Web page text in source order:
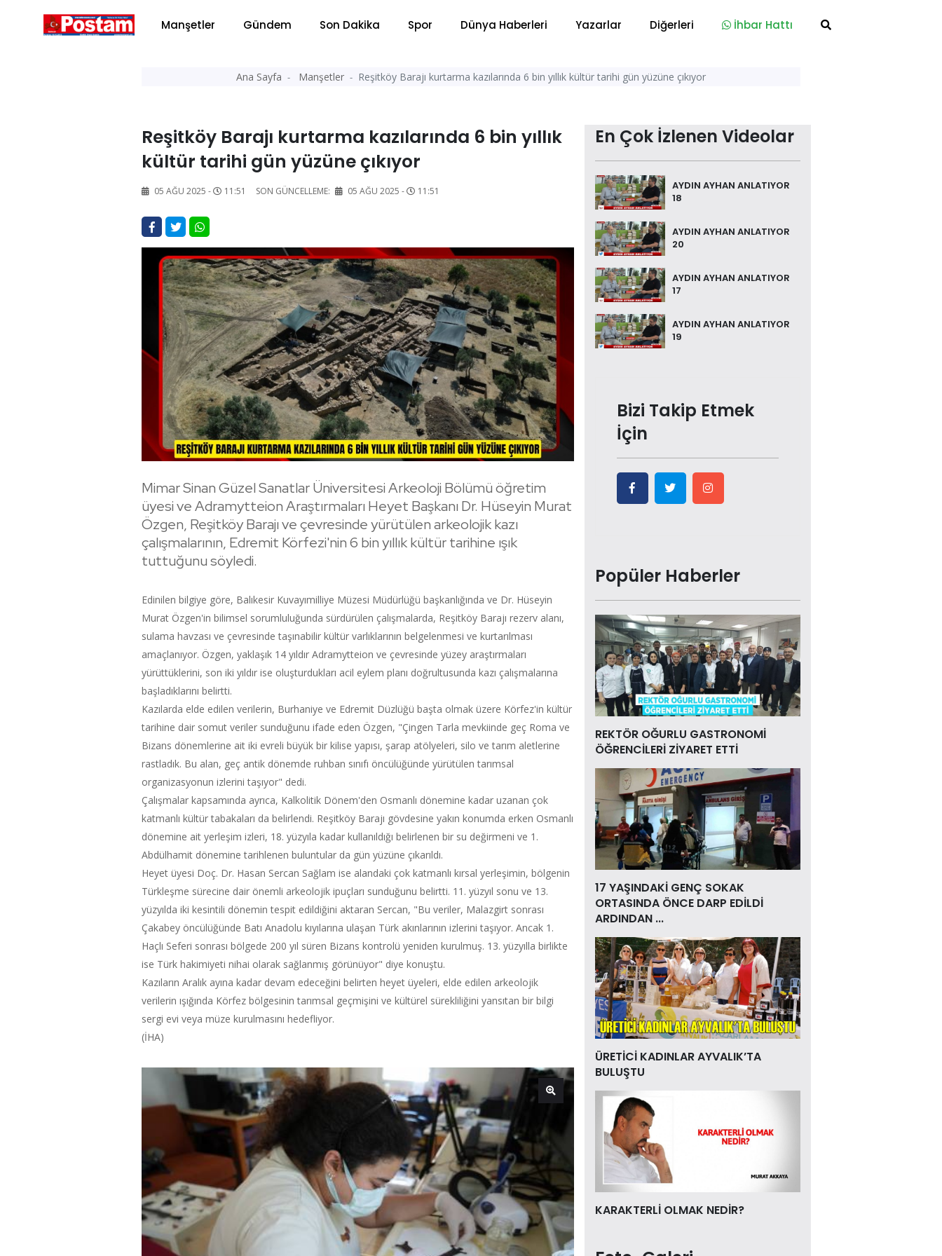
Manşetler Gündem Son Dakika Spor Dünya Haberleri Yazarlar Diğerleri İhbar Hattı
Ana Sayfa Manşetler Reşitköy Barajı kurtarma kazılarında 6 bin yıllık kültür tarihi gün yüzüne çıkıyor
Reşitköy Barajı kurtarma kazılarında 6 bin yıllık
kültür tarihi gün yüzüne çıkıyor
05 AĞU 2025 - 11:51 SON GÜNCELLEME: 05 AĞU 2025 - 11:51
Mimar Sinan Güzel Sanatlar Üniversitesi Arkeoloji Bölümü öğretim
üyesi ve Adramytteion Araştırmaları Heyet Başkanı Dr. Hüseyin Murat
Özgen, Reşitköy Barajı ve çevresinde yürütülen arkeolojik kazı
çalışmalarının, Edremit Körfezi'nin 6 bin yıllık kültür tarihine ışık
tuttuğunu söyledi.
Edinilen bilgiye göre, Balıkesir Kuvayımilliye Müzesi Müdürlüğü başkanlığında ve Dr. Hüseyin
Murat Özgen'in bilimsel sorumluluğunda sürdürülen çalışmalarda, Reşitköy Barajı rezerv alanı,
sulama havzası ve çevresinde taşınabilir kültür varlıklarının belgelenmesi ve kurtarılması
amaçlanıyor. Özgen, yaklaşık 14 yıldır Adramytteion ve çevresinde yüzey araştırmaları
yürüttüklerini, son iki yıldır ise oluşturdukları acil eylem planı doğrultusunda kazı çalışmalarına
başladıklarını belirtti.
Kazılarda elde edilen verilerin, Burhaniye ve Edremit Düzlüğü başta olmak üzere Körfez'in kültür
tarihine dair somut veriler sunduğunu ifade eden Özgen, "Çingen Tarla mevkiinde geç Roma ve
Bizans dönemlerine ait iki evreli büyük bir kilise yapısı, şarap atölyeleri, silo ve tarım aletlerine
rastladık. Bu alan, geç antik dönemde ruhban sınıfı öncülüğünde yürütülen tarımsal
organizasyonun izlerini taşıyor" dedi.
Çalışmalar kapsamında ayrıca, Kalkolitik Dönem'den Osmanlı dönemine kadar uzanan çok
katmanlı kültür tabakaları da belirlendi. Reşitköy Barajı gövdesine yakın konumda erken Osmanlı
dönemine ait yerleşim izleri, 18. yüzyıla kadar kullanıldığı belirlenen bir su değirmeni ve 1.
Abdülhamit dönemine tarihlenen buluntular da gün yüzüne çıkarıldı.
Heyet üyesi Doç. Dr. Hasan Sercan Sağlam ise alandaki çok katmanlı kırsal yerleşimin, bölgenin
Türkleşme sürecine dair önemli arkeolojik ipuçları sunduğunu belirtti. 11. yüzyıl sonu ve 13.
yüzyılda iki kesintili dönemin tespit edildiğini aktaran Sercan, "Bu veriler, Malazgirt sonrası
Çakabey öncülüğünde Batı Anadolu kıyılarına ulaşan Türk akınlarının izlerini taşıyor. Ancak 1.
Haçlı Seferi sonrası bölgede 200 yıl süren Bizans kontrolü yeniden kurulmuş. 13. yüzyılla birlikte
ise Türk hakimiyeti nihai olarak sağlanmış görünüyor" diye konuştu.
Kazıların Aralık ayına kadar devam edeceğini belirten heyet üyeleri, elde edilen arkeolojik
verilerin ışığında Körfez bölgesinin tarımsal geçmişini ve kültürel sürekliliğini yansıtan bir bilgi
sergi evi veya müze kurulmasını hedefliyor.
(İHA)
En Çok İzlenen Videolar
AYDIN AYHAN ANLATIYOR
18
AYDIN AYHAN ANLATIYOR
20
AYDIN AYHAN ANLATIYOR
17
AYDIN AYHAN ANLATIYOR
19
Bizi Takip Etmek
İçin
Popüler Haberler
REKTÖR OĞURLU GASTRONOMİ
ÖĞRENCİLERİ ZİYARET ETTİ
17 YAŞINDAKİ GENÇ SOKAK
ORTASINDA ÖNCE DARP EDİLDİ
ARDINDAN ...
ÜRETİCİ KADINLAR AYVALIK’TA
BULUŞTU
KARAKTERLİ OLMAK NEDİR?